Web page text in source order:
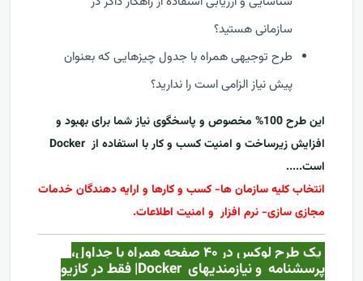
سازمانی هستید؟
طرح توجیهی همراه با جدول چیزهایی که بعنوان
پیش نیاز الزامی است را ندارید؟
این طرح 100% مخصوص و پاسخگوی نیاز شما برای بهبود و
افزایش زیرساخت و امنیت کسب و کار با استفاده از
است.....
انتخاب کلیه سازمان ها- کسب و کارها و ارایه دهندگان خدمات
مجازی سازی- نرم افزار و امنیت اطلاعات.
یک طرح لوکس در ۴۰ صفحه همراه با جداول،
پرسشنامه و نیازمندیهایDocker| فقط در کازيو